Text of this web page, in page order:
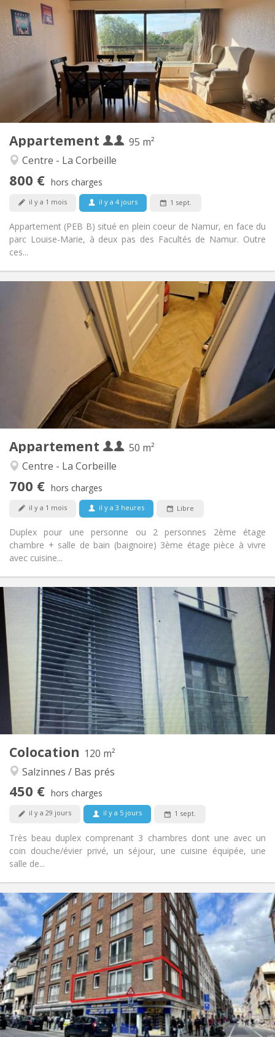
Appartement
95 m²
Centre - La Corbeille
800 € hors charges
il y a 1 mois il y a 4 jours 1 sept.
Appartement (PEB B) situé en plein coeur de Namur, en face du
parc Louise-Marie, à deux pas des Facultés de Namur. Outre
ces...
Loyer:
800 € (400 €/pers.)
Charges:
220 € (110 €/pers.)
12 mois
Domiciliation:
Sous conditions
Aménagement
Salle de bain:
Commune
Cuisine:
Commune
Superficie:
95 m
Pièces privées:
1
Appartement
50 m²
Centre - La Corbeille
700 € hors charges
il y a 1 mois il y a 3 heures Libre
Duplex pour une personne ou 2 personnes 2ème étage
chambre + salle de bain (baignoire) 3ème étage pièce à vivre
avec cuisine...
Infos Pratiques
Loyer:
700 € (350 €/pers.)
Charges:
50 € (25 €/pers.)
Durée:
12 mois
Domiciliation:
Acceptée
Aménagement
Salle de bain:
Privée
Cuisine:
Privée (pièce distincte)
Superficie:
50 m
2
Pièces privées:
3
Non
Colocation 120 m²
Salzinnes / Bas prés
450 € hors charges
il y a 29 jours il y a 5 jours 1 sept.
Très beau duplex comprenant 3 chambres dont une avec un
coin douche/évier privé, un séjour, une cuisine équipée, une
salle de...
Infos Pratiques
Loyer:
450 €
Charges:
50 €
Durée:
12 mois
Domiciliation:
Sous conditions
Aménagement
Salle de bain:
Commune
Cuisine:
Commune
Superficie:
120 m
Pièces privées:
3
Calme, chaleureuse, communautaire
Non
Infos Pratiques
1100 € (367 €/pers.)
Charges:
300 € (100 €/pers.)
Durée:
12 mois
Domiciliation:
Acceptée
Aménagement
Salle de bain:
Commune
Cuisine:
Commune
Superficie:
136 m
2